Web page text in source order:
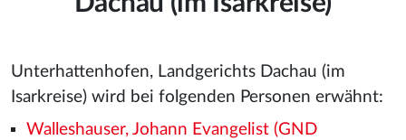
Unterhattenhofen, Landgerichts Dachau (im
Isarkreise) wird bei folgenden Personen erwähnt:
Walleshauser, Johann Evangelist (GND